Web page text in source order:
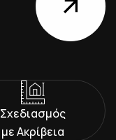
Σχεδιασμός
με Ακρίβεια